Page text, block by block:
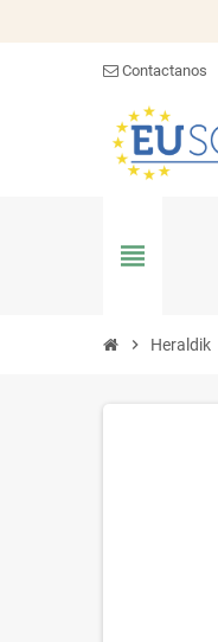
Contactanos
view_headline
chevron_right Heraldik